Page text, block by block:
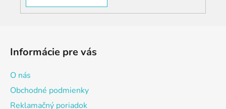
Informácie pre vás
O nás
Obchodné podmienky
Reklamačný poriadok